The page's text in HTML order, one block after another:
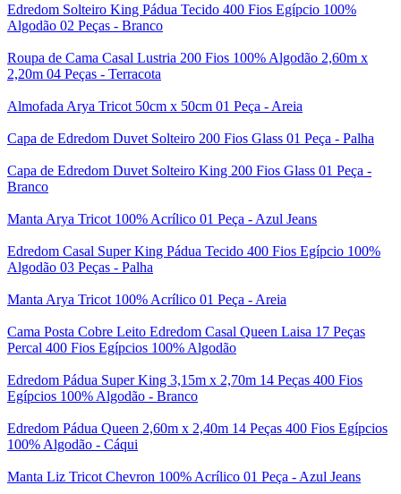
Edredom Solteiro King Pádua Tecido 400 Fios Egípcio 100%
Algodão 02 Peças - Branco
Roupa de Cama Casal Lustria 200 Fios 100% Algodão 2,60m x
2,20m 04 Peças - Terracota
Almofada Arya Tricot 50cm x 50cm 01 Peça - Areia
Capa de Edredom Duvet Solteiro 200 Fios Glass 01 Peça - Palha
Capa de Edredom Duvet Solteiro King 200 Fios Glass 01 Peça -
Branco
Manta Arya Tricot 100% Acrílico 01 Peça - Azul Jeans
Edredom Casal Super King Pádua Tecido 400 Fios Egípcio 100%
Algodão 03 Peças - Palha
Manta Arya Tricot 100% Acrílico 01 Peça - Areia
Cama Posta Cobre Leito Edredom Casal Queen Laisa 17 Peças
Percal 400 Fios Egípcios 100% Algodão
Edredom Pádua Super King 3,15m x 2,70m 14 Peças 400 Fios
Egípcios 100% Algodão - Branco
Edredom Pádua Queen 2,60m x 2,40m 14 Peças 400 Fios Egípcios
100% Algodão - Cáqui
Manta Liz Tricot Chevron 100% Acrílico 01 Peça - Azul Jeans